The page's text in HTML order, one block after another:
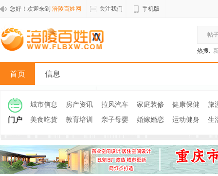
您好！欢迎来到 涪陵百姓网 关注我们 手机版
帖
热搜:
首页 信息
门户
城市信息 房产资讯 拉风汽车 家庭装修 健康保健 旅
美食吃货 教育培训 亲子母婴 婚嫁婚恋 运动健身 生